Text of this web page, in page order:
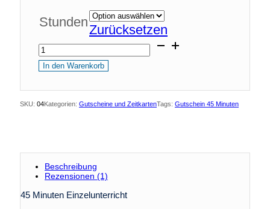
Stunden
Zurücksetzen
45
Minuten
Einzelunterricht
Menge
In den Warenkorb
SKU: 04Kategorien: Gutscheine und ZeitkartenTags: Gutschein 45 Minuten
Beschreibung
Rezensionen (1)
45 Minuten Einzelunterricht